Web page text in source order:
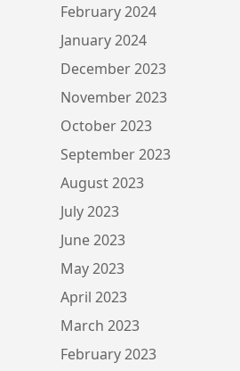
February 2024
January 2024
December 2023
November 2023
October 2023
September 2023
August 2023
July 2023
June 2023
May 2023
April 2023
March 2023
February 2023